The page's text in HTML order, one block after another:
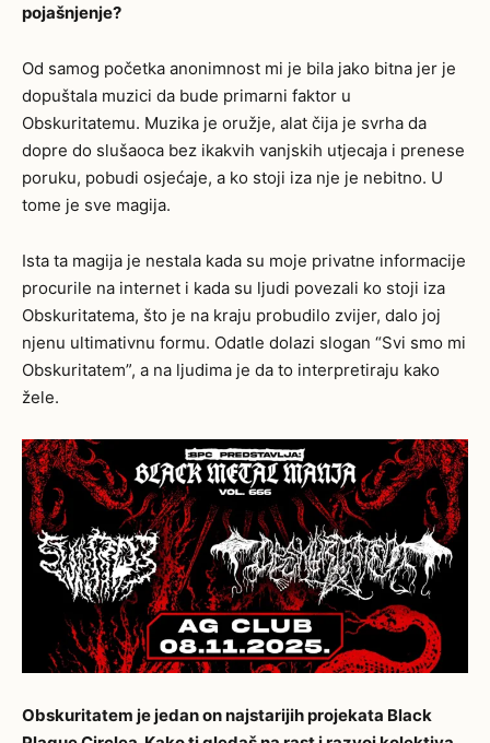
pojašnjenje?
Od samog početka anonimnost mi je bila jako bitna jer je
dopuštala muzici da bude primarni faktor u
Obskuritatemu. Muzika je oružje, alat čija je svrha da
dopre do slušaoca bez ikakvih vanjskih utjecaja i prenese
poruku, pobudi osjećaje, a ko stoji iza nje je nebitno. U
tome je sve magija.
Ista ta magija je nestala kada su moje privatne informacije
procurile na internet i kada su ljudi povezali ko stoji iza
Obskuritatema, što je na kraju probudilo zvijer, dalo joj
njenu ultimativnu formu. Odatle dolazi slogan “Svi smo mi
Obskuritatem”, a na ljudima je da to interpretiraju kako
žele.
Obskuritatem je jedan on najstarijih projekata Black